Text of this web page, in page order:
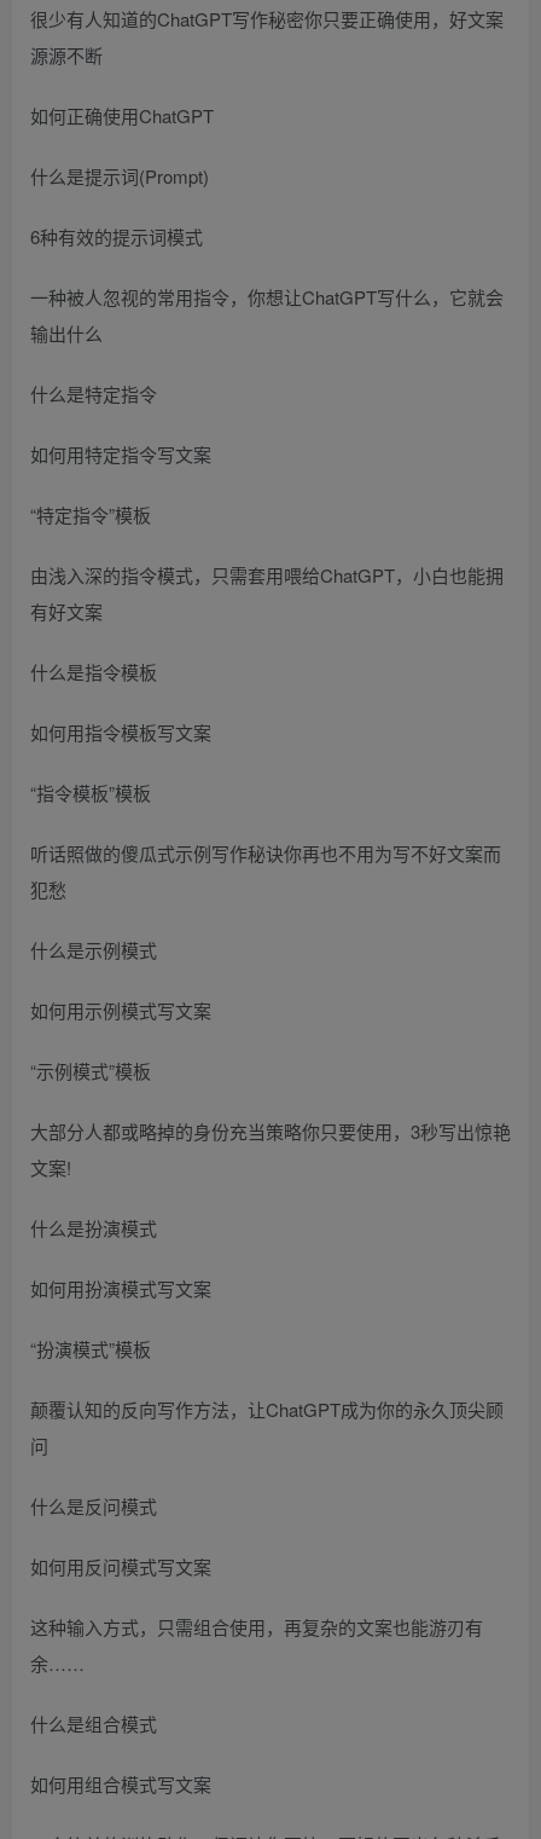
很少有人知道的ChatGPT写作秘密你只要正确使用，好文案
源源不断
如何正确使用ChatGPT
什么是提示词(Prompt)
6种有效的提示词模式
一种被人忽视的常用指令，你想让ChatGPT写什么，它就会
输出什么
什么是特定指令
如何用特定指令写文案
“特定指令”模板
由浅入深的指令模式，只需套用喂给ChatGPT，小白也能拥
有好文案
什么是指令模板
如何用指令模板写文案
“指令模板”模板
听话照做的傻瓜式示例写作秘诀你再也不用为写不好文案而
犯愁
什么是示例模式
如何用示例模式写文案
“示例模式”模板
大部分人都或略掉的身份充当策略你只要使用，3秒写出惊艳
文案!
什么是扮演模式
如何用扮演模式写文案
“扮演模式”模板
颠覆认知的反向写作方法，让ChatGPT成为你的永久顶尖顾
问
什么是反问模式
如何用反问模式写文案
这种输入方式，只需组合使用，再复杂的文案也能游刃有
余……
什么是组合模式
如何用组合模式写文案